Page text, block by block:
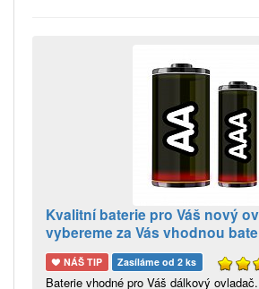
Kvalitní baterie pro Váš nový
vybereme za Vás vhodnou
NÁŠ TIP Zasíláme od 2 ks
Baterie vhodné pro Váš dálkový